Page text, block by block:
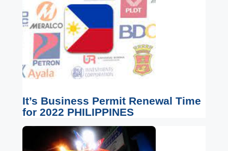
It’s Business Permit Renewal Time
for 2022 PHILIPPINES